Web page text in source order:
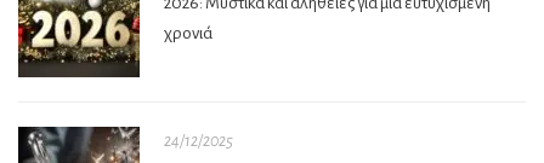
χρονιά
24/12/2025